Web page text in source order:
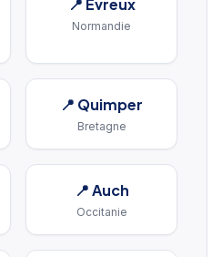
📍 Évreux
Normandie
📍 Quimper
Bretagne
📍Auch
Occitanie